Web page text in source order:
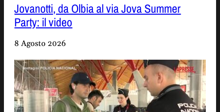
Jovanotti, da Olbia al via Jova Summer
Party: il video
8 Agosto 2026